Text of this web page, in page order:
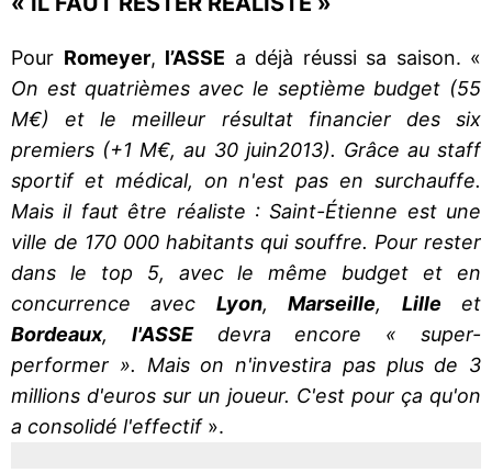
Pour Romeyer, l’ASSE a déjà réussi sa saison. «
On est quatrièmes avec le septième budget (55
M€) et le meilleur résultat financier des six
premiers (+1 M€, au 30 juin2013). Grâce au staff
sportif et médical, on n'est pas en surchauffe.
Mais il faut être réaliste : Saint-Étienne est une
ville de 170 000 habitants qui souffre. Pour rester
dans le top 5, avec le même budget et en
concurrence avec Lyon,Marseille, Lille et
Bordeaux, l'ASSEdevra encore « super-
performer ». Mais on n'investira pas plus de 3
millions d'euros sur un joueur. C'est pour ça qu'on
a consolidé l'effectif».